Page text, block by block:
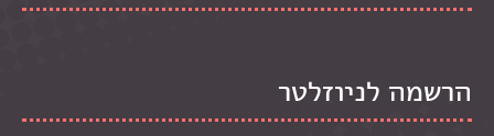
הרשמה לניוזלטר